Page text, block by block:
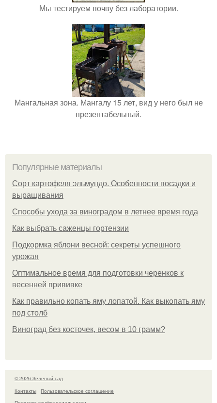
Мы тестируем почву без лаборатории.
Мангальная зона. Мангалу 15 лет, вид у него был не
презентабельный.
Популярные материалы
Сорт картофеля эльмундо. Особенности посадки и
выращивания
Способы ухода за виноградом в летнее время года
Как выбрать саженцы гортензии
Подкормка яблони весной: секреты успешного
урожая
Оптимальное время для подготовки черенков к
весенней прививке
Как правильно копать яму лопатой. Как выкопать яму
под столб
Виноград без косточек, весом в 10 грамм?
© 2026 Зелёный сад
Контакты
Пользовательское соглашение